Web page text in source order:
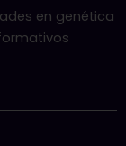
en genética